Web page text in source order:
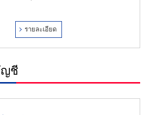
รายละเอียด
ญชี